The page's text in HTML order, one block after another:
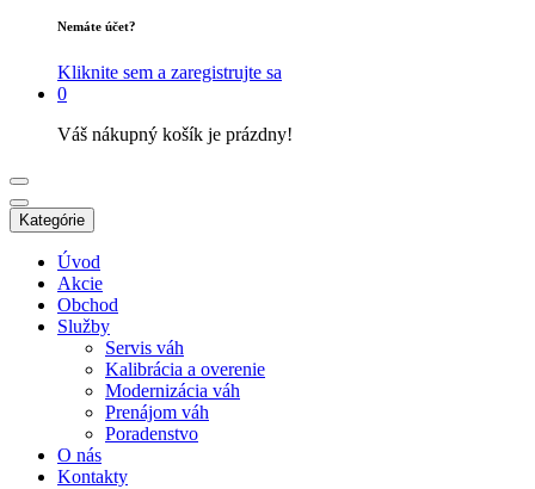
Nemáte účet?
Kliknite sem a zaregistrujte sa
0
Váš nákupný košík je prázdny!
Kategórie
Úvod
Akcie
Obchod
Služby
Servis váh
Kalibrácia a overenie
Modernizácia váh
Prenájom váh
Poradenstvo
O nás
Kontakty